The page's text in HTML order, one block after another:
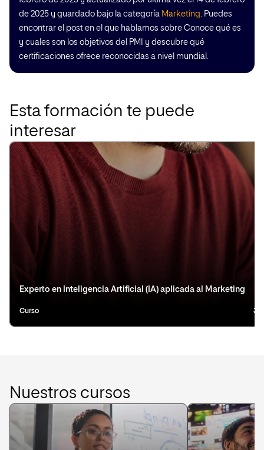
de 2025 y guardado bajo la categoría Marketing. Puedes
encontrar el post en el que hablamos sobre Conoce qué es
y cuales son los objetivos del PMI y descubre qué
certificaciones ofrece reconocidas a nivel mundial.
Esta formación te puede
interesar
Experto en Inteligencia Artificial (IA) aplicada al Marketing
Curso 3
Nuestros cursos